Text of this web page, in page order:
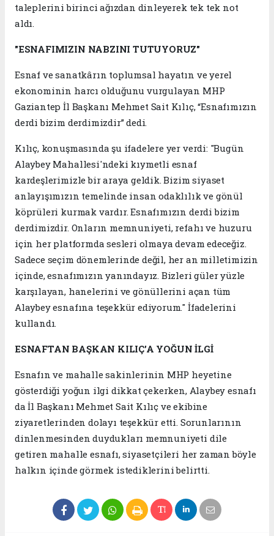
taleplerini birinci ağızdan dinleyerek tek tek not
aldı.
"ESNAFIMIZIN NABZINI TUTUYORUZ"
Esnaf ve sanatkârın toplumsal hayatın ve yerel
ekonominin harcı olduğunu vurgulayan MHP
Gaziantep İl Başkanı Mehmet Sait Kılıç, “Esnafımızın
derdi bizim derdimizdir” dedi.
Kılıç, konuşmasında şu ifadelere yer verdi: "Bugün
Alaybey Mahallesi'ndeki kıymetli esnaf
kardeşlerimizle bir araya geldik. Bizim siyaset
anlayışımızın temelinde insan odaklılık ve gönül
köprüleri kurmak vardır. Esnafımızın derdi bizim
derdimizdir. Onların memnuniyeti, refahı ve huzuru
için her platformda sesleri olmaya devam edeceğiz.
Sadece seçim dönemlerinde değil, her an milletimizin
içinde, esnafımızın yanındayız. Bizleri güler yüzle
karşılayan, hanelerini ve gönüllerini açan tüm
Alaybey esnafına teşekkür ediyorum." İfadelerini
kullandı.
ESNAFTAN BAŞKAN KILIÇ’A YOĞUN İLGİ
Esnafın ve mahalle sakinlerinin MHP heyetine
gösterdiği yoğun ilgi dikkat çekerken, Alaybey esnafı
da İl Başkanı Mehmet Sait Kılıç ve ekibine
ziyaretlerinden dolayı teşekkür etti. Sorunlarının
dinlenmesinden duydukları memnuniyeti dile
getiren mahalle esnafı, siyasetçileri her zaman böyle
halkın içinde görmek istediklerini belirtti.